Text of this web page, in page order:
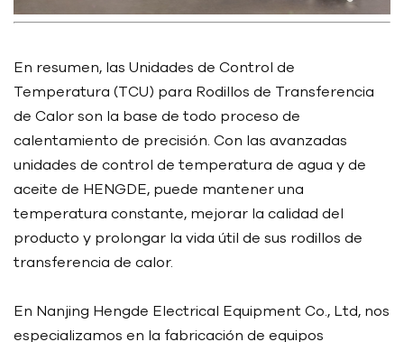
En resumen, las Unidades de Control de
Temperatura (TCU) para Rodillos de Transferencia
de Calor son la base de todo proceso de
calentamiento de precisión. Con las avanzadas
unidades de control de temperatura de agua y de
aceite de HENGDE, puede mantener una
temperatura constante, mejorar la calidad del
producto y prolongar la vida útil de sus rodillos de
transferencia de calor.
En Nanjing Hengde Electrical Equipment Co., Ltd, nos
especializamos en la fabricación de equipos